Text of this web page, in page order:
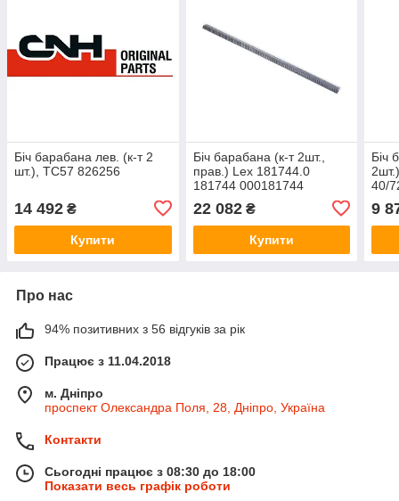
Біч барабана лев. (к-т 2
шт.), TC57 826256
14 492 ₴
Купити
Біч барабана (к-т 2шт.,
прав.) Lex 181744.0
181744 000181744
22 082₴
Купити
Біч
40/
9
Про нас
94% позитивних з 56 відгуків за рік
Працює з 11.04.2018
м. Дніпро
проспект Олександра Поля, 28, Дніпро, Україна
Контакти
Сьогодні працює з 08:30 до 18:00
Показати весь графік роботи